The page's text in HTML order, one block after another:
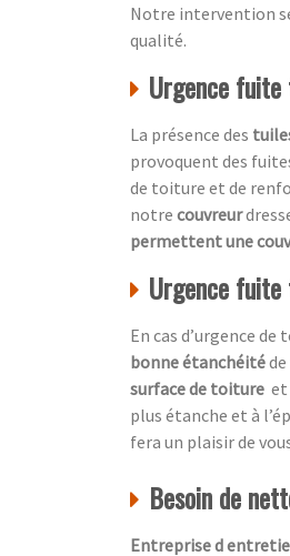
Notre intervention
qualité.
Urgence
La présence des
provoquent des
de toiture et de
notre couvreur
permettent une
Urgence fuite
En cas d’urgence
bonne étanchéité
surface de toiture et
plus étanche et à
fera un plaisir de
Besoin de
Entreprise d